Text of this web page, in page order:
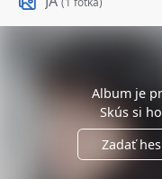
Album je
Skús si
Zadať